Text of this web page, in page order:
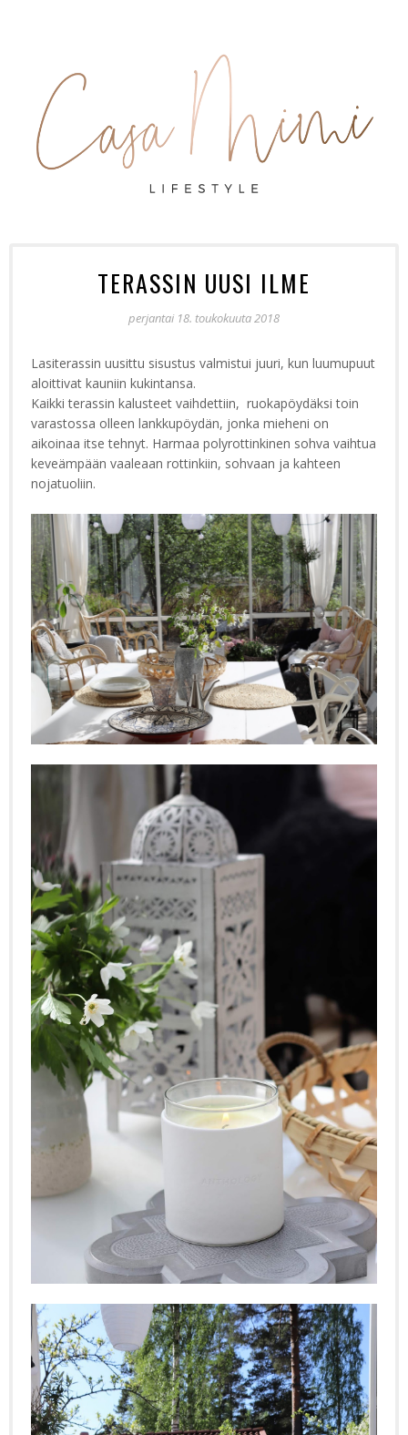
TERASSIN UUSI ILME
perjantai 18. toukokuuta 2018
Lasiterassin uusittu sisustus valmistui juuri, kun luumupuut
aloittivat kauniin kukintansa.
Kaikki terassin kalusteet vaihdettiin, ruokapöydäksi toin
varastossa olleen lankkupöydän, jonka mieheni on
aikoinaa itse tehnyt. Harmaa polyrottinkinen sohva vaihtua
keveämpään vaaleaan rottinkiin, sohvaan ja kahteen
nojatuoliin.